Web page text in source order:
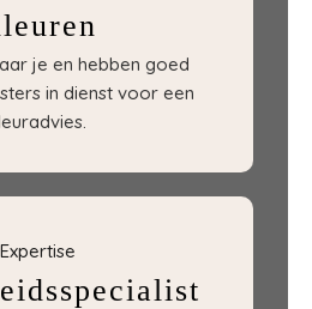
je en hebben goed
in dienst voor een
Expertise